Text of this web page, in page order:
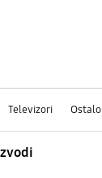
Televizori Ostalo